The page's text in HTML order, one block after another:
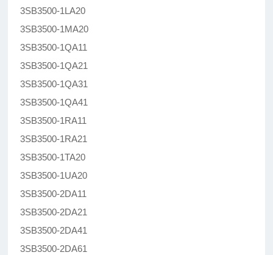
3SB3500-1LA20
3SB3500-1MA20
3SB3500-1QA11
3SB3500-1QA21
3SB3500-1QA31
3SB3500-1QA41
3SB3500-1RA11
3SB3500-1RA21
3SB3500-1TA20
3SB3500-1UA20
3SB3500-2DA11
3SB3500-2DA21
3SB3500-2DA41
3SB3500-2DA61